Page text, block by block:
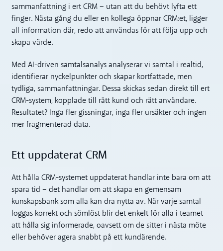
sammanfattning i ert CRM – utan att du behövt lyfta ett
finger. Nästa gång du eller en kollega öppnar CRM:et, ligger
all information där, redo att användas för att följa upp och
skapa värde.
Med AI-driven samtalsanalys analyserar vi samtal i realtid,
identifierar nyckelpunkter och skapar kortfattade, men
tydliga, sammanfattningar. Dessa skickas sedan direkt till ert
CRM-system, kopplade till rätt kund och rätt användare.
Resultatet? Inga fler gissningar, inga fler ursäkter och ingen
mer fragmenterad data.
Ett uppdaterat CRM
Att hålla CRM-systemet uppdaterat handlar inte bara om att
spara tid – det handlar om att skapa en gemensam
kunskapsbank som alla kan dra nytta av. När varje samtal
loggas korrekt och sömlöst blir det enkelt för alla i teamet
att hålla sig informerade, oavsett om de sitter i nästa möte
eller behöver agera snabbt på ett kundärende.